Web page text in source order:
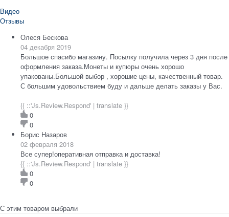
Видео
Отзывы
Олеся Бескова
04 декабря 2019
Большое спасибо магазину. Посылку получила через 3 дня после
оформления заказа.Монеты и купюры очень хорошо
упакованы.Большой выбор , хорошие цены, качественный товар.
С большим удовольствием буду и дальше делать заказы у Вас.
{{ ::'Js.Review.Respond' | translate }}
0
0
Борис Назаров
02 февраля 2018
Все супер!оперативная отправка и доставка!
{{ ::'Js.Review.Respond' | translate }}
0
0
С этим товаром выбрали